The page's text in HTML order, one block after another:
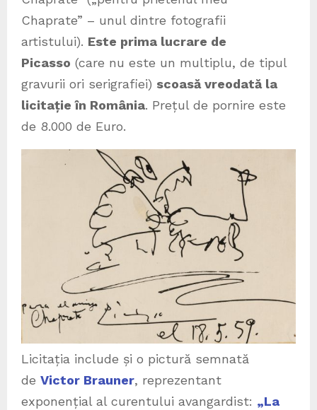
Chaprate” – unul dintre fotografii
artistului). Este prima lucrare de
Picasso (care nu este un multiplu, de tipul
gravurii ori serigrafiei) scoasă vreodată la
licitație în România. Prețul de pornire este
de 8.000 de Euro.
Licitația include și o pictură semnată
de Victor Brauner, reprezentant
exponențial al curentului avangardist: „La